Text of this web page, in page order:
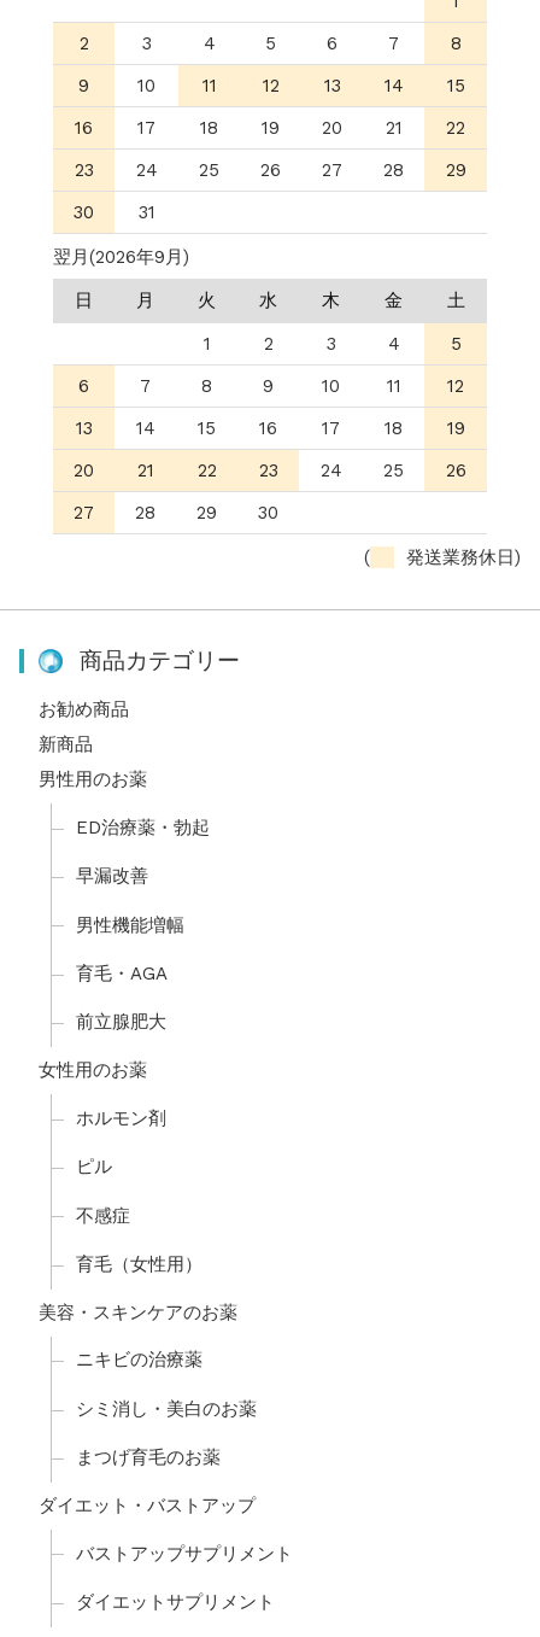
2
3 4 5 6 7
8
9
10 11 12 13 14
15
16
17 18 19 20 21
22
23
24 25 26 27 28
29
30
31
翌月(2026年9月)
日
月 火 水 木 金
土
1
2 3 4
5
6
7 8 9 10 11
12
13
14 15 16 17 18
19
20
21 22 23 24 25
26
27
28 29 30
( 発送業務休日)
商品カテゴリー
お勧め商品
新商品
男性用のお薬
ED治療薬・勃起
早漏改善
男性機能増幅
育毛・AGA
前立腺肥大
女性用のお薬
ホルモン剤
ピル
不感症
育毛（女性用）
美容・スキンケアのお薬
ニキビの治療薬
シミ消し・美白のお薬
まつげ育毛のお薬
ダイエット・バストアップ
バストアップサプリメント
ダイエットサプリメント